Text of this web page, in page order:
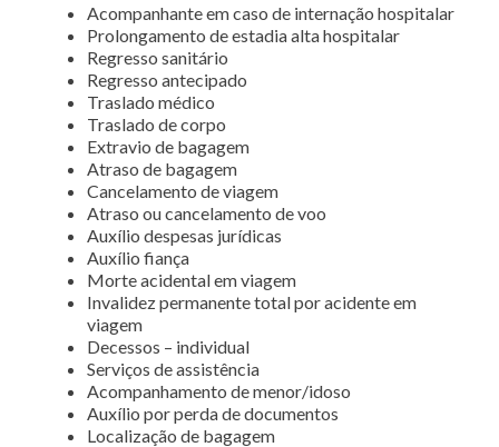
Acompanhante em caso de internação hospitalar
Prolongamento de estadia alta hospitalar
Regresso sanitário
Regresso antecipado
Traslado médico
Traslado de corpo
Extravio de bagagem
Atraso de bagagem
Cancelamento de viagem
Atraso ou cancelamento de voo
Auxílio despesas jurídicas
Auxílio fiança
Morte acidental em viagem
Invalidez permanente total por acidente em
viagem
Decessos – individual
Serviços de assistência
Acompanhamento de menor/idoso
Auxílio por perda de documentos
Localização de bagagem